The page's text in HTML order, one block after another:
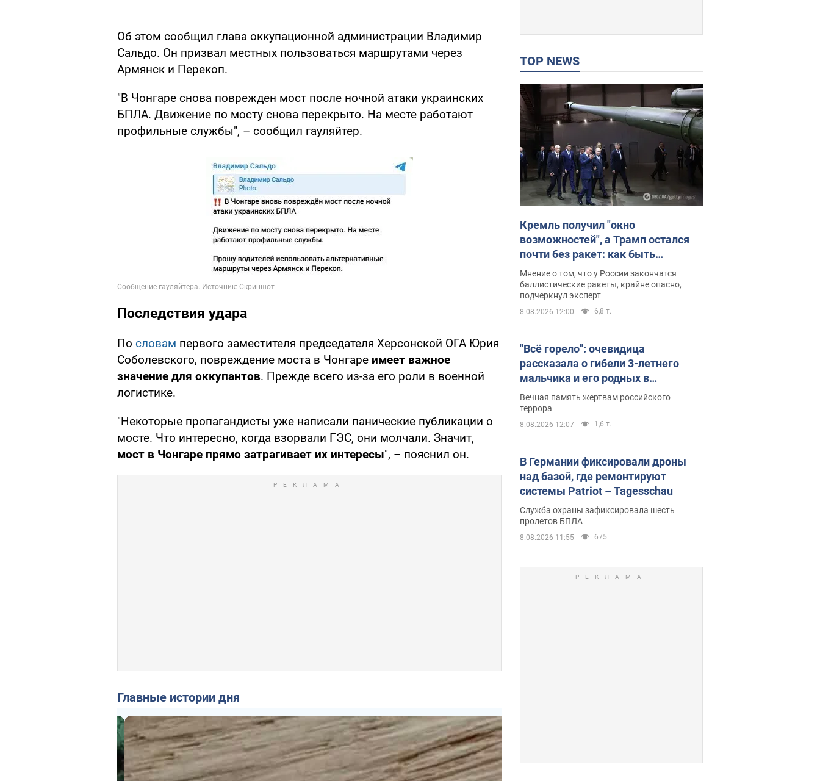
Об этом сообщил глава оккупационной администрации Владимир
Сальдо. Он призвал местных пользоваться маршрутами через
Армянск и Перекоп.
"В Чонгаре снова поврежден мост после ночной атаки украинских
БПЛА. Движение по мосту снова перекрыто. На месте работают
профильные службы", – сообщил гауляйтер.
Последствия удара
По словам первого заместителя председателя Херсонской ОГА Юрия
Соболевского, повреждение моста в Чонгаре имеет важное
значение для оккупантов. Прежде всего из-за его роли в военной
логистике.
"Некоторые пропагандисты уже написали панические публикации о
мосте. Что интересно, когда взорвали ГЭС, они молчали. Значит,
мост в Чонгаре прямо затрагивает их интересы", – пояснил он.
Главные истории дня
TOP NEWS
Кремль получил "окно
возможностей", а Трамп остался
почти без ракет: как быть
Украине? Интервью с Мельником
Мнение о том, что у России закончатся
баллистические ракеты, крайне опасно,
подчеркнул эксперт
8.08.2026 12:00 6,8 т.
"Всё горело": очевидица
рассказала о гибели 3-летнего
мальчика и его родных в
результате атаки РФ на Киевскую
область. Видео и фото
Вечная память жертвам российского
террора
8.08.2026 12:07 1,6 т.
В Германии фиксировали дроны
над базой, где ремонтируют
системы Patriot – Tagesschau
Служба охраны зафиксировала шесть
пролетов БПЛА
8.08.2026 11:55 675